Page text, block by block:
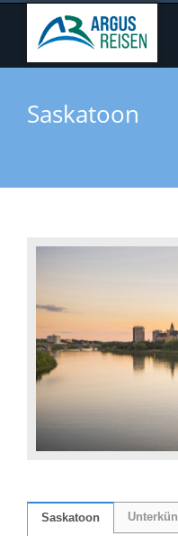
Saskatoon
Saskatoon